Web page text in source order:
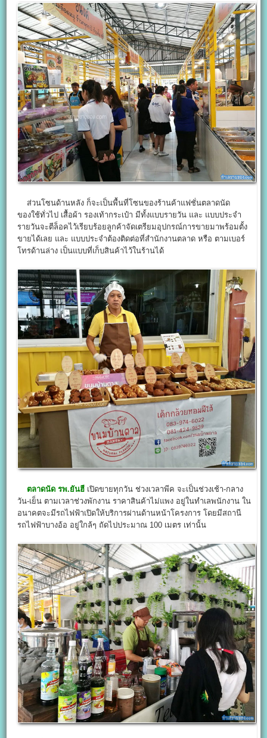
ส่วนโซนด้านหลัง ก็จะเป็นพื้นที่โซนของร้านค้าแฟชั่นตลาดนัด
ของใช้ทั่วไป เสื้อผ้า รองเท้ากระเป๋า มีทั้งแบบรายวัน และ แบบประจำ
รายวันจะตีล็อคไว้เรียบร้อยลูกค้าจัดเตรียมอุปกรณ์การขายมาพร้อมตั้ง
ขายได้เลย และ แบบประจำต้องติดต่อที่สำนักงานตลาด หรือ ตามเบอร์
โทรด้านล่าง เป็นแบบที่เก็บสินค้าไว้ในร้านได้
ตลาดนัด รพ.ยันฮี เปิดขายทุกวัน ช่วงเวลาพีค จะเป็นช่วงเช้า-กลาง
วัน-เย็น ตามเวลาช่วงพักงาน ราคาสินค้าไม่แพง อยู่ในทำเลพนักงาน ใน
อนาคตจะมีรถไฟฟ้าเปิดให้บริการผ่านด้านหน้าโครงการ โดยมีสถานี
รถไฟฟ้าบางอ้อ อยู่ใกล้ๆ ถัดไปประมาณ 100 เมตร เท่านั้น